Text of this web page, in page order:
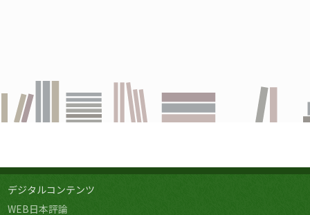
デジタルコンテンツ
WEB日本評論